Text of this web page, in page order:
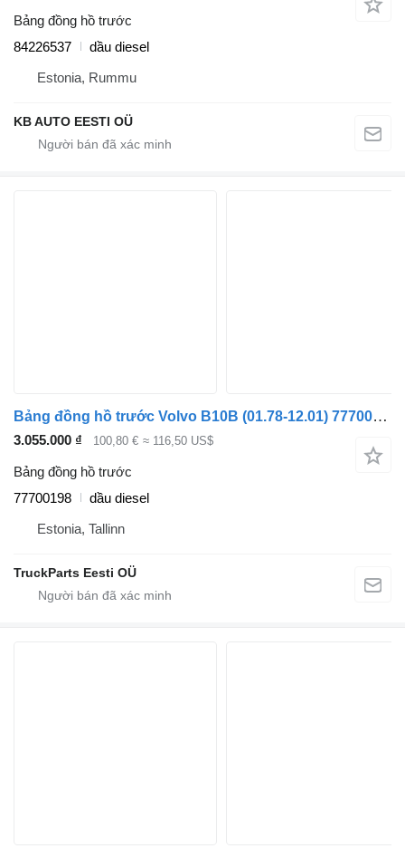
Bảng đồng hồ trước
84226537
dầu diesel
Estonia, Rummu
KB AUTO EESTI OÜ
Bảng đồng hồ trước Volvo B10B (01.78-12.01) 77700198 dành cho xe buýt Volvo B6, B7, B9, B10, B12 bus (1978-2011)
3.055.000 ₫ 100,80 € ≈ 116,50 US$
Bảng đồng hồ trước
77700198
dầu diesel
Estonia, Tallinn
TruckParts Eesti OÜ